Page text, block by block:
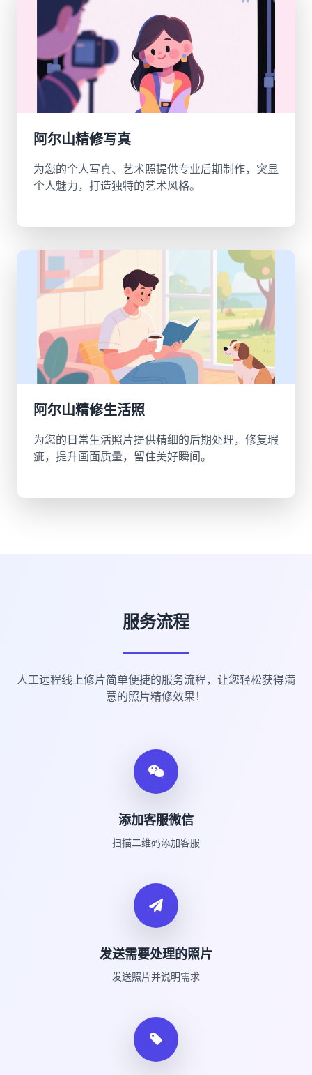
阿尔山精修写真
为您的个人写真、艺术照提供专业后期制作，突显
个人魅力，打造独特的艺术风格。
阿尔山精修生活照
为您的日常生活照片提供精细的后期处理，修复瑕
疵，提升画面质量，留住美好瞬间。
服务流程
人工远程线上修片简单便捷的服务流程，让您轻松获得满
意的照片精修效果！
添加客服微信
扫描二维码添加客服
发送需要处理的照片
发送照片并说明需求